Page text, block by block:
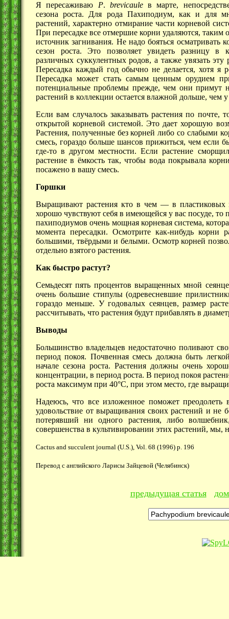
Я пересаживаю P. brevicauleв марте,
сезона роста. Для рода Пахиподиум, как и для
растений, характерно отмирание части корневой
При пересадке все отмершие корни удаляются, таким
источник загнивания. Не надо бояться осматривать
сезон роста. Это позволяет увидеть разницу в
различных суккулентных родов, а также увязать
Пересадка каждый год обычно не делается, хотя я
Пересадка может стать самым ценным орудием
потенциальные проблемы прежде, чем они примут
растений в коллекции остается влажной дольше, чем
Если вам случалось заказывать растения по
открытой корневой системой. Это дает хорошую
Растения, полученные без корней либо со слабыми
смесь, гораздо больше шансов прижиться, чем если
где-то в другом местности. Если растение
растение в ёмкость так, чтобы вода покрывала
посажено в вашу смесь.
Горшки
Выращивают растения кто в чем — в пластиковых
хорошо чувствуют себя в имеющейся у вас посуде, то
пахиподиумов очень мощная корневая система,
момента пересадки. Осмотрите как-нибудь
большими, твёрдыми и белыми. Осмотр корней
отдельно взятого растения.
Как быстро растут?
Семьдесят пять процентов выращенных мной
очень большие стипулы (одревесневшие
гораздо меньше. У годовалых сеянцев, размер
рассчитывать, что растения будут прибавлять в
Выводы
Большинство владельцев недостаточно поливают
период покоя. Почвенная смесь должна быть
начале сезона роста. Растения должны очень
концентрации, в период роста. В период покоя
роста максимум при 40°С, при этом место, где
Надеюсь, что все изложенное поможет
удовольствие от выращивания своих растений и не
потерявший ни одного растения, либо
совершенства в культивировании этих растений, мы,
Cactus and succulent journal (U.S.), Vol. 68 (1996) p. 196
Перевод с английского Ларисы Зайцевой (Челябинск)
предыдущая статья